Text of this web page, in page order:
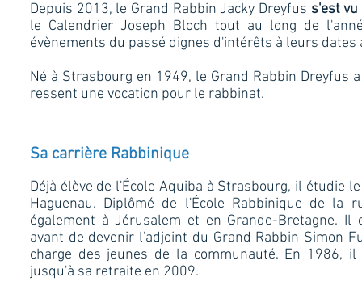
Depuis 2013, le Grand Rabbin Jacky Dreyfus s'est
le Calendrier Joseph Bloch tout au long de
évènements du passé dignes d'intérêts à leurs dates
Né à Strasbourg en 1949, le Grand Rabbin Dreyfus
ressent une vocation pour le rabbinat.
Sa carrière Rabbinique
Déjà élève de l'École Aquiba à Strasbourg, il étudie
Haguenau. Diplômé de l'École Rabbinique de
également à Jérusalem et en Grande-Bretagne. Il
avant de devenir l'adjoint du Grand Rabbin Simon
charge des jeunes de la communauté. En 1986,
jusqu'à sa retraite en 2009.